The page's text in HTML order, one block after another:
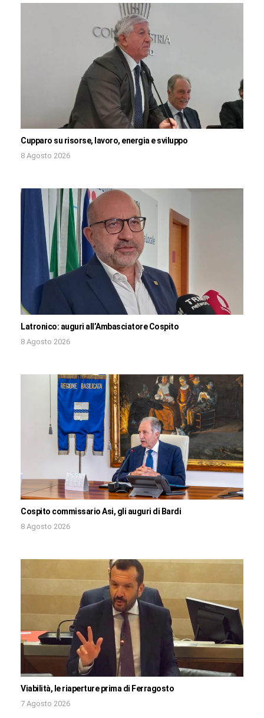
Cupparo su risorse, lavoro, energia e sviluppo
8 Agosto 2026
Latronico: auguri all’Ambasciatore Cospito
8 Agosto 2026
Cospito commissario Asi, gli auguri di Bardi
8 Agosto 2026
Viabilità, le riaperture prima di Ferragosto
7 Agosto 2026